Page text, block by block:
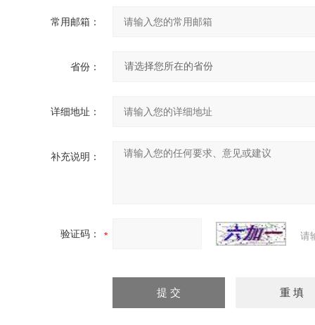
常用邮箱：
省份：
详细地址：
补充说明：
验证码： 请